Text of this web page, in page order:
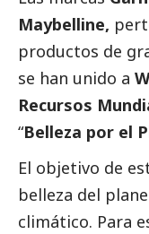
Maybelline,
productos de
se han unido a
Recursos
“Belleza por el
El objetivo de
belleza del
climático. Para